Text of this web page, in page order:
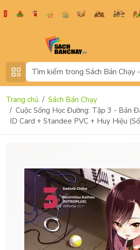
Trang chủ
Sách Bán Chạy
Cuộc Sống Học Đường: Tập 3 - Bản
ID Card + Standee PVC + Huy Hiệu